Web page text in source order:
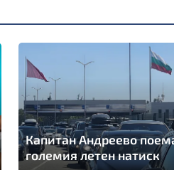
Капитан Андреево
големия летен натиск